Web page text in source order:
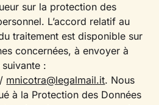
sur la protection des
L’accord relatif au
traitement est disponible sur
concernées, à envoyer à
suivante :
/ mnicotra@legalmail.it. Nous
à la Protection des Données